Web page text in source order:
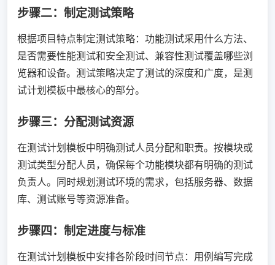
步骤二：制定测试策略
根据项目特点制定测试策略：功能测试采用什么方法、
是否需要性能测试和安全测试、兼容性测试覆盖哪些浏
览器和设备。测试策略决定了测试的深度和广度，是测
试计划模板中最核心的部分。
步骤三：分配测试资源
在测试计划模板中明确测试人员分配和职责。按模块或
测试类型分配人员，确保每个功能模块都有明确的测试
负责人。同时规划测试环境的需求，包括服务器、数据
库、测试账号等资源准备。
步骤四：制定进度与标准
在测试计划模板中安排各阶段时间节点：用例编写完成